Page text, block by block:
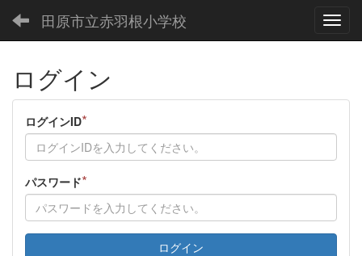
田原市立赤羽根小学校
ログイン
ログインID*
パスワード*
ログイン